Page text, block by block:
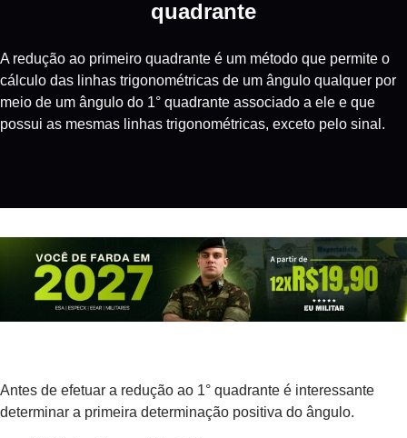
quadrante
A redução ao primeiro quadrante é um método que permite o
cálculo das linhas trigonométricas de um ângulo qualquer por
meio de um ângulo do 1° quadrante associado a ele e que
possui as mesmas linhas trigonométricas, exceto pelo sinal.
Antes de efetuar a redução ao 1° quadrante é interessante
determinar a primeira determinação positiva do ângulo.